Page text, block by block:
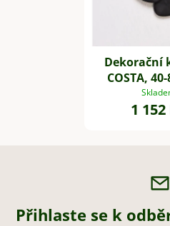
Dekorační
COSTA,
plast,
1 152
Přihlaste se k